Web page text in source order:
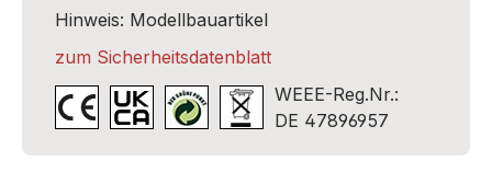
Hinweis: Modellbauartikel
zum Sicherheitsdatenblatt
WEEE-Reg.Nr.:
DE 47896957